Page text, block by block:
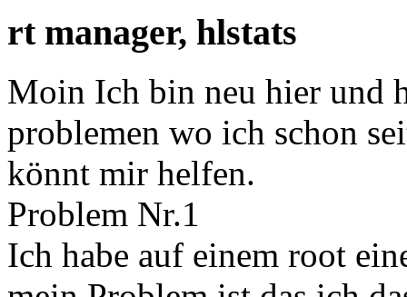
rt manager, hlstats
Moin Ich bin neu hier und
problemen wo ich schon
könnt mir helfen.
Problem Nr.1
Ich habe auf einem root